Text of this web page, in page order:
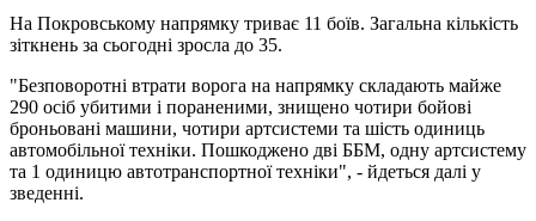
На Покровському напрямку триває 11 боїв. Загальна кількість
зіткнень за сьогодні зросла до 35.
"Безповоротні втрати ворога на напрямку складають майже
290 осіб убитими і пораненими, знищено чотири бойові
броньовані машини, чотири артсистеми та шість одиниць
автомобільної техніки. Пошкоджено дві ББМ, одну артсистему
та 1 одиницю автотранспортної техніки", - йдеться далі у
зведенні.